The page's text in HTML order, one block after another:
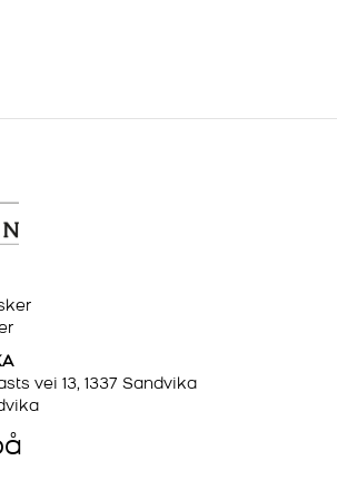
vei 13, 1337 Sandvika